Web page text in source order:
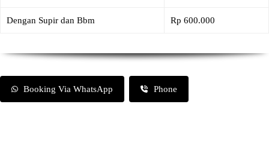
Dengan Supir dan Bbm Rp 600.000
Booking Via WhatsApp Phone